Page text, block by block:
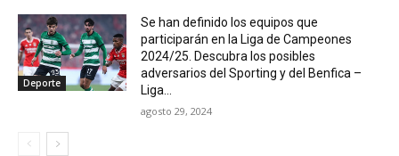
Deporte
Se han definido los equipos que
participarán en la Liga de Campeones
2024/25. Descubra los posibles
adversarios del Sporting y del Benfica –
Liga...
agosto 29, 2024